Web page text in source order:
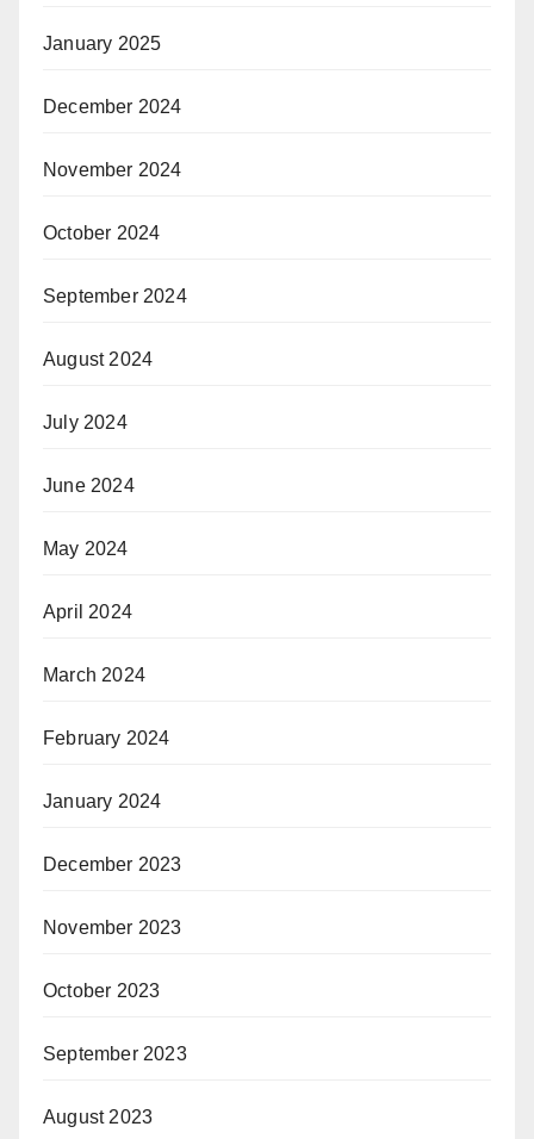
January 2025
December 2024
November 2024
October 2024
September 2024
August 2024
July 2024
June 2024
May 2024
April 2024
March 2024
February 2024
January 2024
December 2023
November 2023
October 2023
September 2023
August 2023